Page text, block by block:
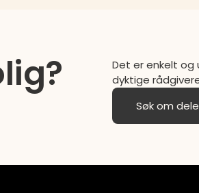
Det er enkelt og
dyktige
Søk om